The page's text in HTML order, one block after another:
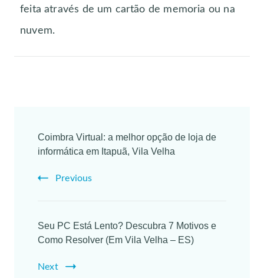
feita através de um cartão de memoria ou na
nuvem.
Coimbra Virtual: a melhor opção de loja de
informática em Itapuã, Vila Velha
Previous
Seu PC Está Lento? Descubra 7 Motivos e
Como Resolver (Em Vila Velha – ES)
Next